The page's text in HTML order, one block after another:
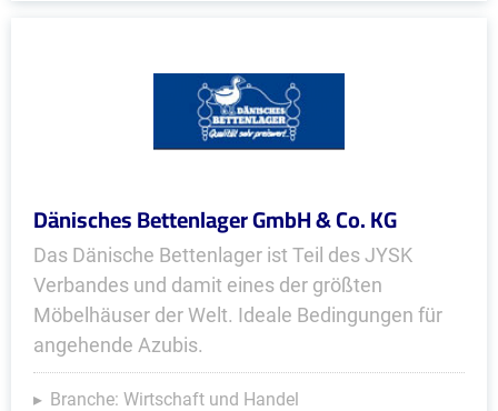
Dänisches Bettenlager GmbH & Co. KG
Das Dänische Bettenlager ist Teil des JYSK
Verbandes und damit eines der größten
Möbelhäuser der Welt. Ideale Bedingungen für
angehende Azubis.
Branche: Wirtschaft und Handel